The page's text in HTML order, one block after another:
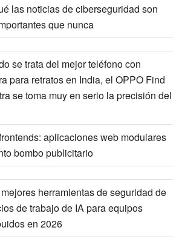
las noticias de ciberseguridad son
que nunca
se trata del mejor teléfono con
para retratos en India, el OPPO Find
se toma muy en serio la precisión del
aplicaciones web modulares
bombo publicitario
herramientas de seguridad de
de trabajo de IA para equipos
en 2026